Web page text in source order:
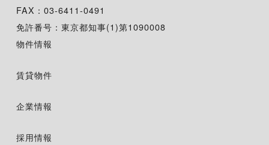
FAX：03-6411-0491
免許番号：東京都知事(1)第1090008
物件情報
賃貸物件
企業情報
採用情報